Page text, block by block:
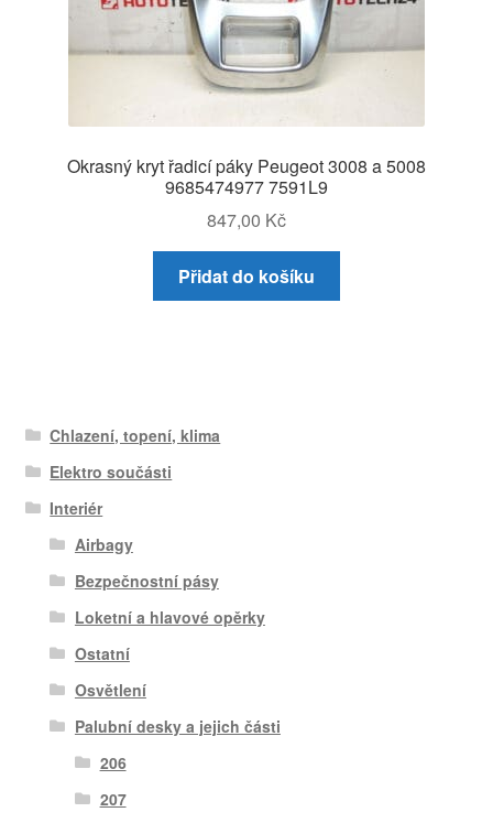
Okrasný kryt řadicí páky Peugeot 3008 a 5008
9685474977 7591L9
847,00 Kč
Přidat do košíku
Chlazení, topení, klima
Elektro součásti
Interiér
Airbagy
Bezpečnostní pásy
Loketní a hlavové opěrky
Ostatní
Osvětlení
Palubní desky a jejich části
206
207